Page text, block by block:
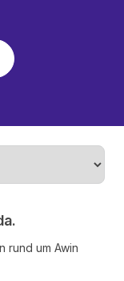
rund um Awin